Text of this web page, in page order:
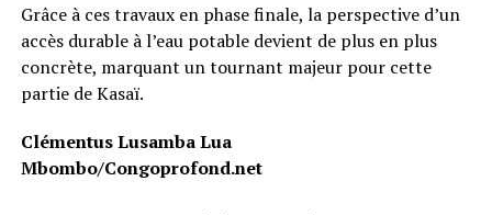
Grâce à ces travaux en phase finale, la perspective d’un
accès durable à l’eau potable devient de plus en plus
concrète, marquant un tournant majeur pour cette
partie de Kasaï.
Clémentus Lusamba Lua
Mbombo/Congoprofond.net